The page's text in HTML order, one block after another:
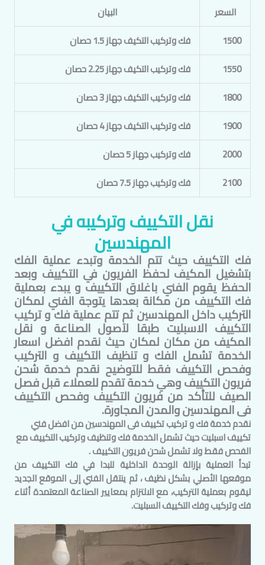
السعر
البيان
1500
فك وتركيب التكيف جهاز 1.5 حصان
1550
فك وتركيب التكيف جهاز 2.25 حصان
1800
فك وتركيب التكيف جهاز 3 حصان
1900
فك وتركيب التكيف جهاز 4 حصان
2000
فك وتركيب جهاز 5 حصان
2100
فك وتركيب جهاز 7.5 حصان
نقل التكييف وتركيبه في
المهندسين
فك التكييف حيث تتم الخدمة وتبدء عملية الفك
بتشغيل المكيف لحفظ الفريون في التكييف وبعد
الحفظ يقوم الفني باغلاق التكييف و يبدء بعملية
فك التكييف من مكانة بعدها يتوجة الفني لمكان
التركيب داخلالمهندسينثم تتم عملية فك و تركيب
التكييف الاسبليت طبقا لآصول الصناعة و نقل
المكيف من مكان لمكان حيث نقدم افضل اسعار
الخدمة تشمل الفك و تنظيف التكييف و التركيب
وفحص التكييف فقط للتوضيح نقدم خدمة شحن
فريون التكييف وهي خدمة تقدم للعملاء قبل فصل
الصيف للتأكد من فريون التكييف وفحص التكييف
فىالمهندسينوالمدن المجاورة.
نقدم خدمة فك و تركيب تكييف فىالمهندسينمن افضل فني
تكييف اسبليت حيث تشمل الخدمة فك وتنظيف وتركيب التكييف مع
الفحص فقط ولا تشمل شحن فريون التكييف .
تبدأ العملية بإزالة الوحدة الداخلية للبدا في فك التكييف من
موقعها الأصلي بشكل نظيف ، ثم ينتقل الفني إلى الموقع الجديد
ليقوم بعملية التركيب، مع الالتزام بمعايير الصناعة المعتمدة أثناء
فك وتركيب وفك التكييف السبليت.